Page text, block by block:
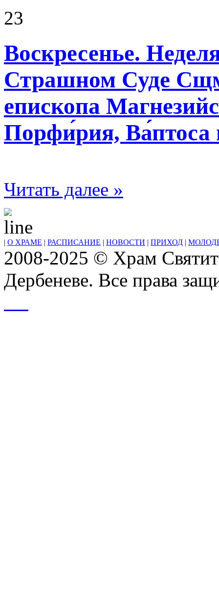
23
Воскресенье.
Страшном Суде
епископа
Порфи́рия, Ва́птоса
Читать далее »
| О ХРАМЕ | РАСПИСАНИЕ | НОВОСТИ | ПРИХОД |
2008-2025 © Храм
Дербеневе. Все права